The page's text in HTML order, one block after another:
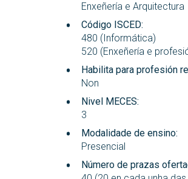
Enxeñería e Arquitectura
Código ISCED:
480 (Informática)
520 (Enxeñería e
Habilita para profesión
Non
Nivel MECES:
3
Modalidade de ensino:
Presencial
Número de prazas